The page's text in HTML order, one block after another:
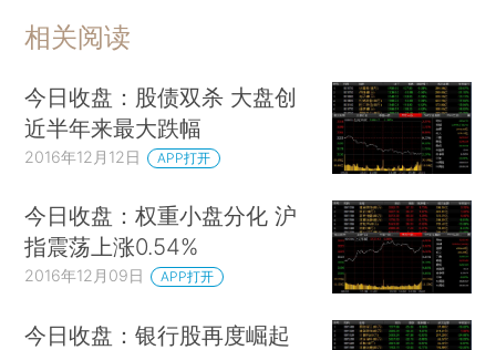
相关阅读
今日收盘：股债双杀 大盘创
近半年来最大跌幅
2016年12月12日 APP打开
今日收盘：权重小盘分化 沪
指震荡上涨0.54%
2016年12月09日 APP打开
今日收盘：银行股再度崛起